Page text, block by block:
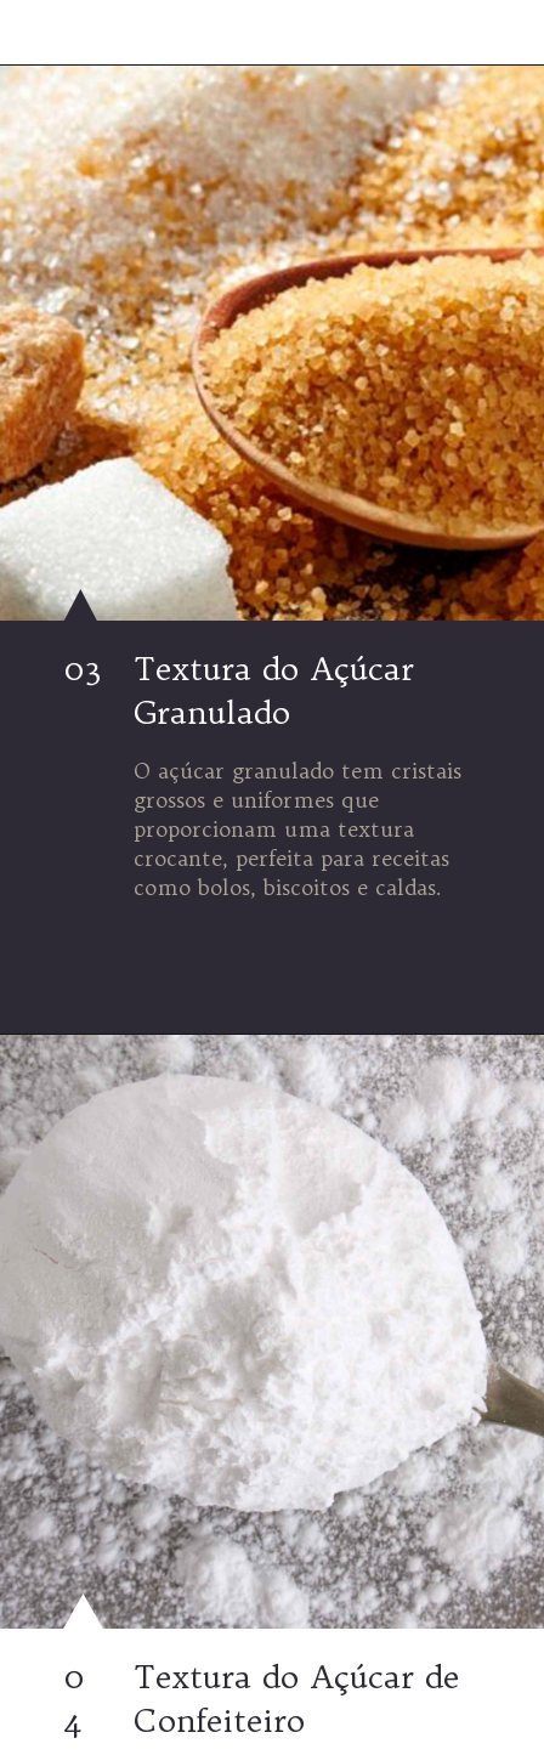
Textura do Açúcar
Granulado
03
O açúcar granulado tem cristais
grossos e uniformes que
proporcionam uma textura
crocante, perfeita para receitas
como bolos, biscoitos e caldas.
Opening https://espaconatelie.com.br/qual-a-diferenca-entre-acucar-e-acucar-de-confeiteiro/
Textura do Açúcar de
Confeiteiro
0
4